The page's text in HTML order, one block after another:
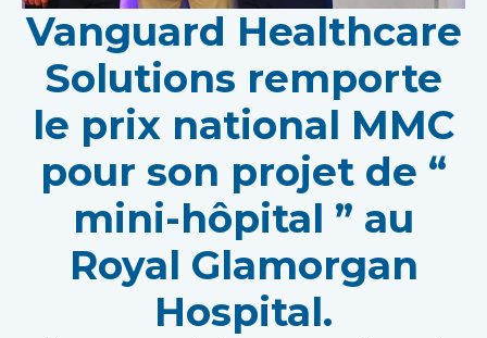
Vanguard Healthcare
Solutions remporte
le prix national MMC
pour son projet de “
mini-hôpital ” au
Royal Glamorgan
Hospital.